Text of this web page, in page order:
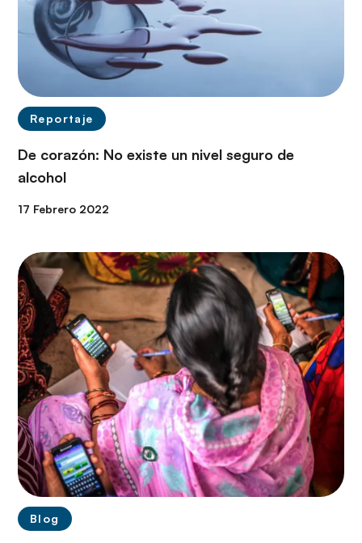
Reportaje
De corazón: No existe un nivel seguro de
alcohol
17 Febrero 2022
Blog